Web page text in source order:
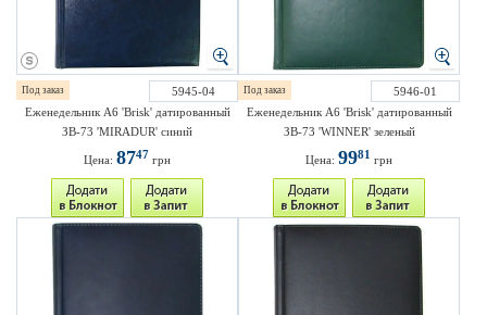
Под заказ
5945-04
Еженедельник A6 'Brisk' датированный
ЗВ-73 'MIRADUR' синий
Цена: 8747 грн
Под заказ
5946-01
Еженедельник A6 'Brisk' датированный
ЗВ-73 'WINNER' зеленый
Цена: 9981 грн